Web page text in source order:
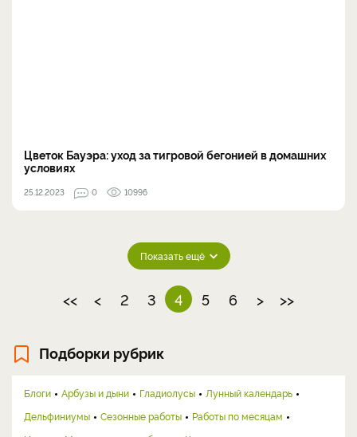
Цветок Бауэра: уход за тигровой бегонией в домашних
условиях
25.12.2023 0 10996
Показать ещё
<< < 2 3 4 5 6 > >>
Подборки рубрик
Блоги Арбузы и дыни Гладиолусы
Лунный календарь
Дельфиниумы
Сезонные работы
Работы по месяцам